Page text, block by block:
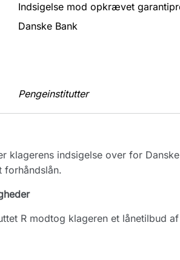
Indsigelse mod opkrævet
Danske Bank
Pengeinstitutter
klagerens indsigelse over for
forhåndslån.
R modtog klageren et lånetilbud